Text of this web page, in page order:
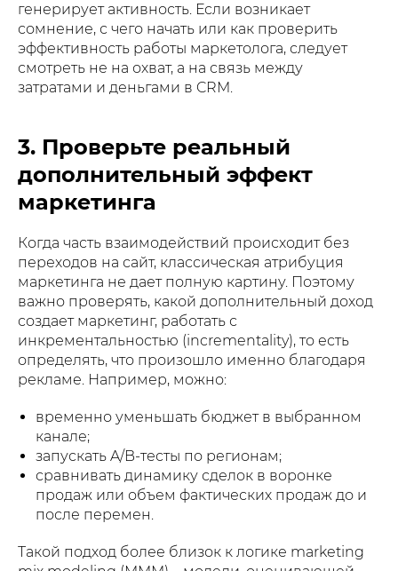
генерирует активность. Если возникает
сомнение, с чего начать или как проверить
эффективность работы маркетолога, следует
смотреть не на охват, а на связь между
затратами и деньгами в CRM.
3. Проверьте реальный
дополнительный эффект
маркетинга
Когда часть взаимодействий происходит без
переходов на сайт, классическая атрибуция
маркетинга не дает полную картину. Поэтому
важно проверять, какой дополнительный доход
создает маркетинг, работать с
инкрементальностью (incrementality), то есть
определять, что произошло именно благодаря
рекламе. Например, можно:
временно уменьшать бюджет в выбранном
канале;
запускать A/B-тесты по регионам;
сравнивать динамику сделок в воронке
продаж или объем фактических продаж до и
после перемен.
Такой подход более близок к логике marketing